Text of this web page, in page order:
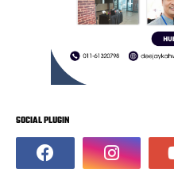
SOCIAL PLUGIN